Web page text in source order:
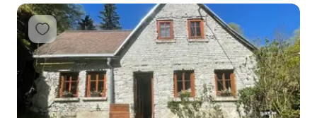
Přidat do oblíbených